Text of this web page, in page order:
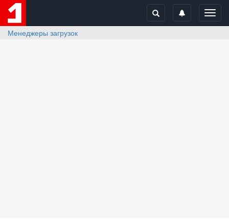
Менеджеры загрузок